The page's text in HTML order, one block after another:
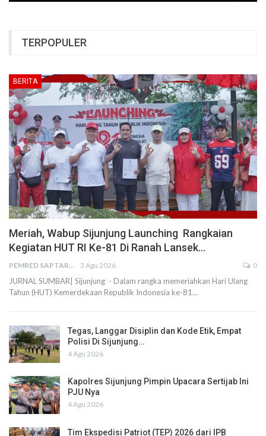
TERPOPULER
BERITA
Meriah, Wabup Sijunjung Launching Rangkaian
Kegiatan HUT RI Ke-81 Di Ranah Lansek…
PEMRED SAPTARIUS 3 Agu 2026 0
JURNAL SUMBAR| Sijunjung - Dalam rangka memeriahkan Hari Ulang
Tahun (HUT) Kemerdekaan Republik Indonesia ke-81…
Tegas, Langgar Disiplin dan Kode Etik, Empat
Polisi Di Sijunjung…
4 Agu 2026
Kapolres Sijunjung Pimpin Upacara Sertijab Ini
PJU Nya
4 Agu 2026
Tim Ekspedisi Patriot (TEP) 2026 dari IPB